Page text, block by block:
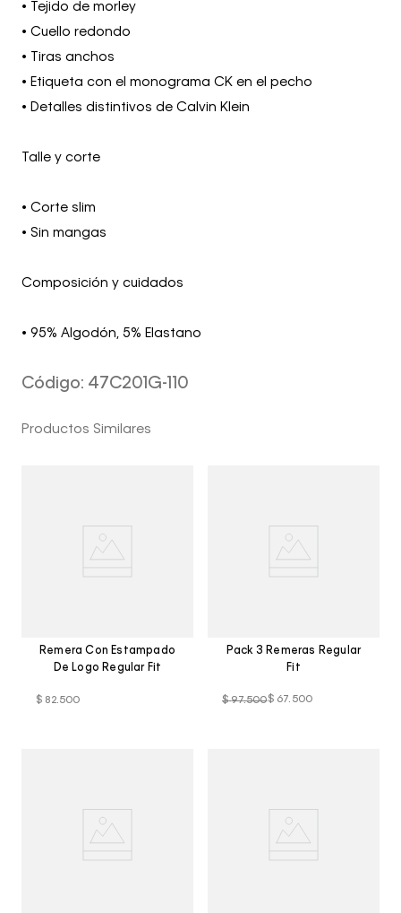
• Tejido de morley
• Cuello redondo
• Tiras anchos
• Etiqueta con el monograma CK en el pecho
• Detalles distintivos de Calvin Klein
Talle y corte
• Corte slim
• Sin mangas
Composición y cuidados
• 95% Algodón, 5% Elastano
Código: 47C201G-110
Productos Similares
Remera Con Estampado
De Logo Regular Fit
$ 82.500
Pack 3 Remeras Regular
Fit
$ 97.500$ 67. 500